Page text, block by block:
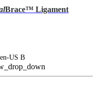
Brace™ Ligament
US B